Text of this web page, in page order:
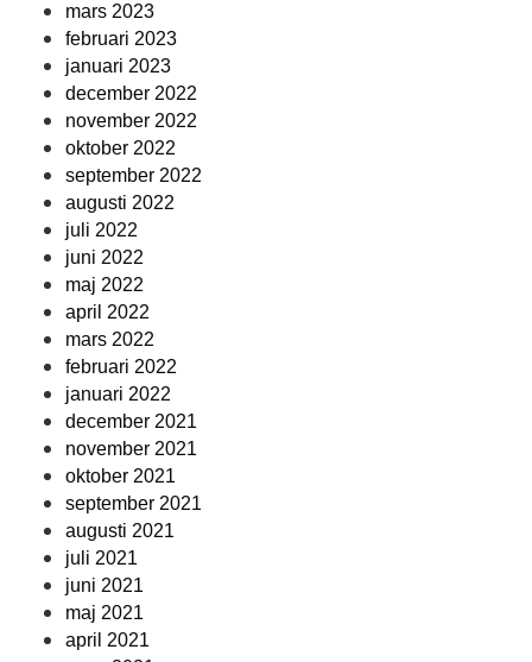
mars 2023
februari 2023
januari 2023
december 2022
november 2022
oktober 2022
september 2022
augusti 2022
juli 2022
juni 2022
maj 2022
april 2022
mars 2022
februari 2022
januari 2022
december 2021
november 2021
oktober 2021
september 2021
augusti 2021
juli 2021
juni 2021
maj 2021
april 2021